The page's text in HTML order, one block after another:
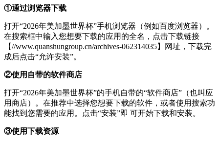
①通过浏览器下载
打开“2026年美加墨世界杯”手机浏览器（例如百度浏览器）。
在搜索框中输入您想要下载的应用的全名，点击下载链接
【//www.quanshungroup.cn/archives-062314035】网址，下载完
成后点击“允许安装”。
②使用自带的软件商店
打开“2026年美加墨世界杯”的手机自带的“软件商店”（也叫应
用商店）。在推荐中选择您想要下载的软件，或者使用搜索功
能找到您需要的应用。点击“安装”即 可开始下载和安装。
③使用下载资源